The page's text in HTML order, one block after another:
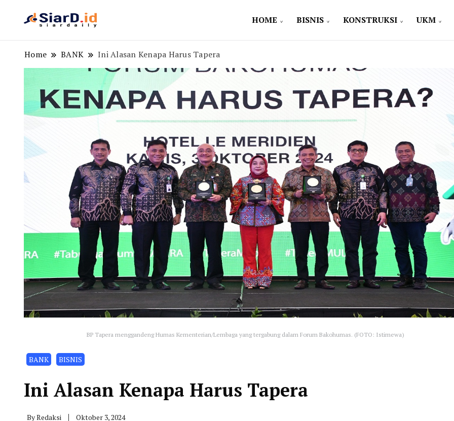
HOME BISNIS KONSTRUKSI UKM
Home BANK Ini Alasan Kenapa Harus Tapera
BP Tapera menggandeng Humas Kementerian/Lembaga yang tergabung dalam Forum Bakohumas. (FOTO: Istimewa)
BANK BISNIS
Ini Alasan Kenapa Harus Tapera
ByRedaksi Oktober 3, 2024